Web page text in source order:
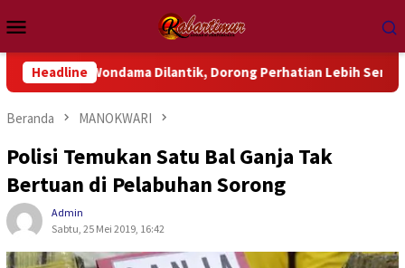
ke
kontenMobile
Headline
Wondama Dilantik, Dorong Perhatian Lebih Serius Terhadap
Beranda MANOKWARI
Polisi Temukan Satu Bal Ganja Tak
Bertuan di Pelabuhan Sorong
Admin
Sabtu, 25 Mei 2019, 16:42